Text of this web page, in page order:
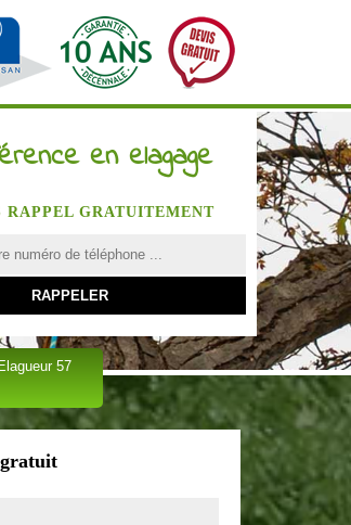
en elagage
RAPPEL GRATUITEMENT
Elagueur 57
gratuit